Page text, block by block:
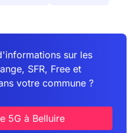
sur les
SFR, Free et
votre commune ?
5G à Belluire